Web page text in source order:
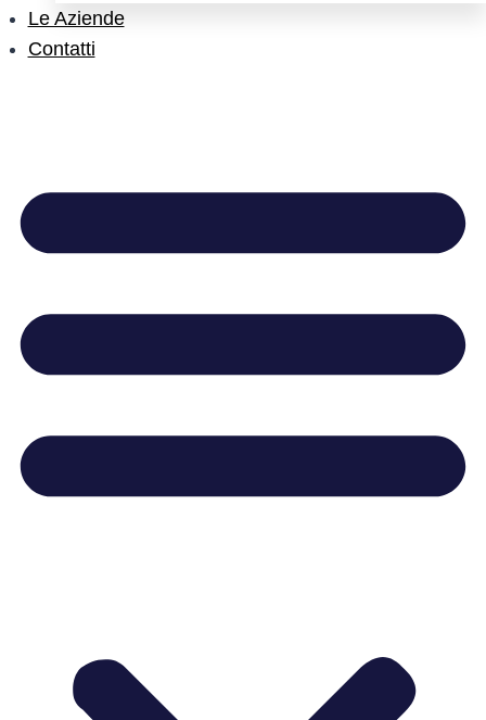
Le Aziende
Contatti